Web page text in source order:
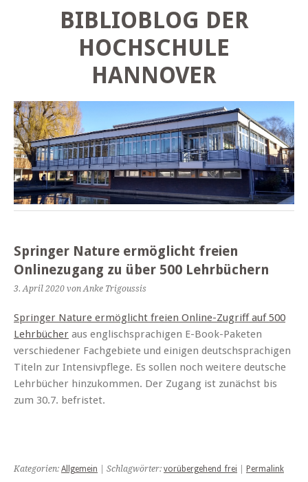
BIBLIOBLOG DER
HOCHSCHULE
HANNOVER
Springer Nature ermöglicht freien
Onlinezugang zu über 500 Lehrbüchern
3. April 2020 von Anke Trigoussis
Springer Nature ermöglicht freien Online-Zugriff auf 500
Lehrbücher aus englischsprachigen E-Book-Paketen
verschiedener Fachgebiete und einigen deutschsprachigen
Titeln zur Intensivpflege. Es sollen noch weitere deutsche
Lehrbücher hinzukommen. Der Zugang ist zunächst bis
zum 30.7. befristet.
Kategorien: Allgemein | Schlagwörter: vorübergehend_frei Permalink